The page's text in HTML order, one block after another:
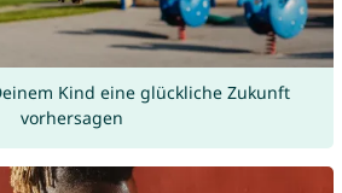
Kind eine glückliche Zukunft
vorhersagen